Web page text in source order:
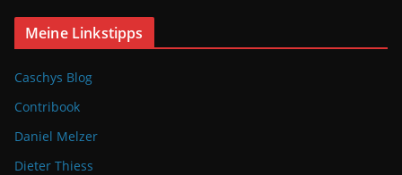
Meine Linkstipps
Caschys Blog
Contribook
Daniel Melzer
Dieter Thiess